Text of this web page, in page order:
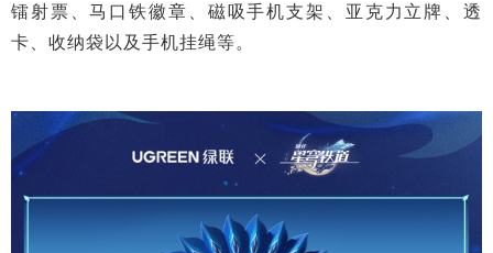
镭射票、马口铁徽章、磁吸手机支架、亚克力立牌、透
卡、收纳袋以及手机挂绳等。